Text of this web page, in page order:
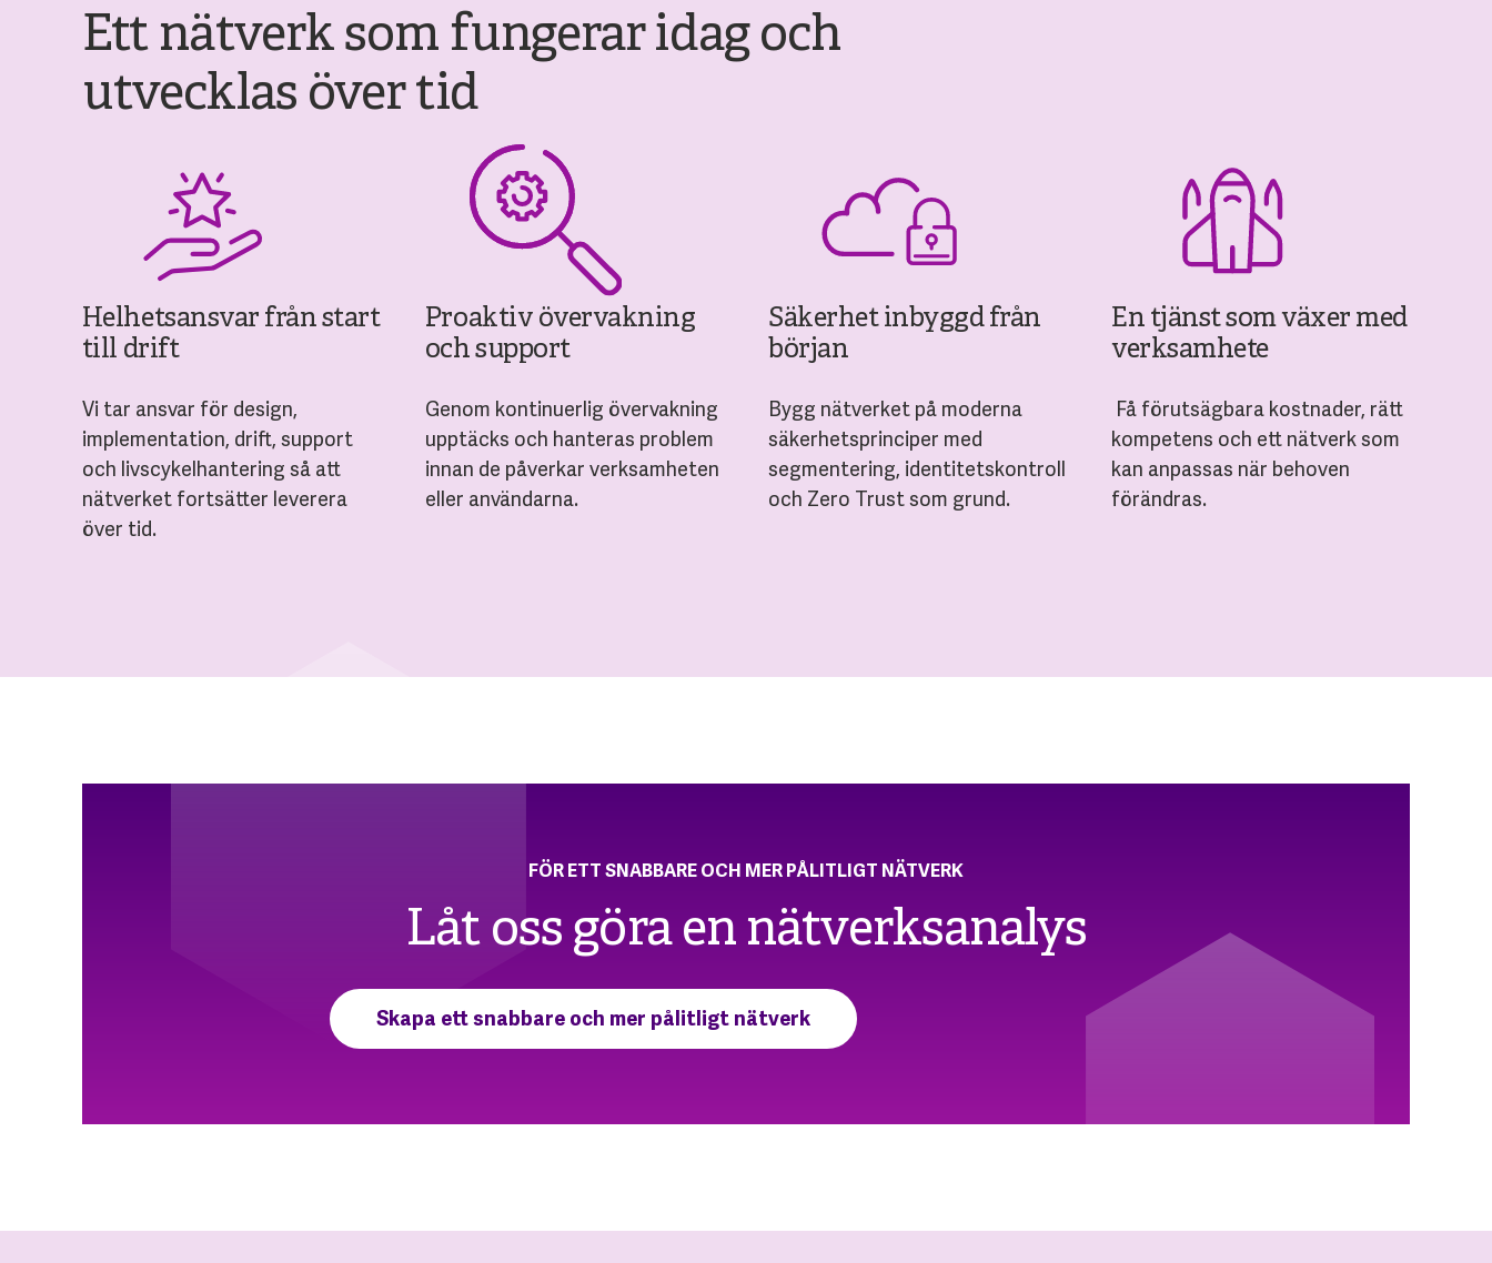
Ett nätverk som fungerar idag och
utvecklas över tid
Helhetsansvar från start
till drift
Vi tar ansvar för design,
implementation, drift, support
och livscykelhantering så att
nätverket fortsätter leverera
över tid.
Proaktiv övervakning
och support
Genom kontinuerlig övervakning
upptäcks och hanteras problem
innan de påverkar verksamheten
eller användarna.
Säkerhet inbyggd från
början
Bygg nätverket på moderna
säkerhetsprinciper med
segmentering, identitetskontroll
och Zero Trust som grund.
En tjänst som växer med
verksamhete
Få förutsägbara kostnader, rätt
kompetens och ett nätverk som
kan anpassas när behoven
förändras.
FÖR ETT SNABBARE OCH MER PÅLITLIGT NÄTVERK
Låt oss göra en nätverksanalys
Skapa ett snabbare och mer pålitligt nätverk